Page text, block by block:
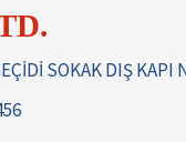
SOKAK DIŞ KAPI